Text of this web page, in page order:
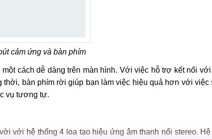
cảm ứng và bàn phím
cách dễ dàng trên màn hình. Với việc hỗ trợ kết nối
bàn phím rời giúp bạn làm việc hiệu quả hơn với việc
vụ tương tự.
với hệ thống 4 loa tạo hiệu ứng âm thanh nổi stereo.